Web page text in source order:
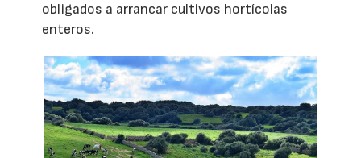
obligados a arrancar cultivos hortícolas
enteros.